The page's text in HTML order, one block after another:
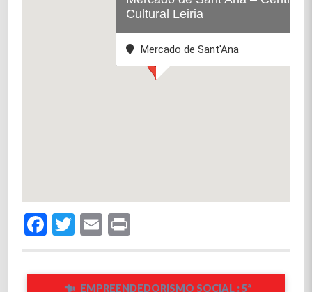
Cultural Leiria
Mercado de Sant'Ana
Facebook
Twitter
Email
EMPREENDEDORISMO SOCIAL : 5ª